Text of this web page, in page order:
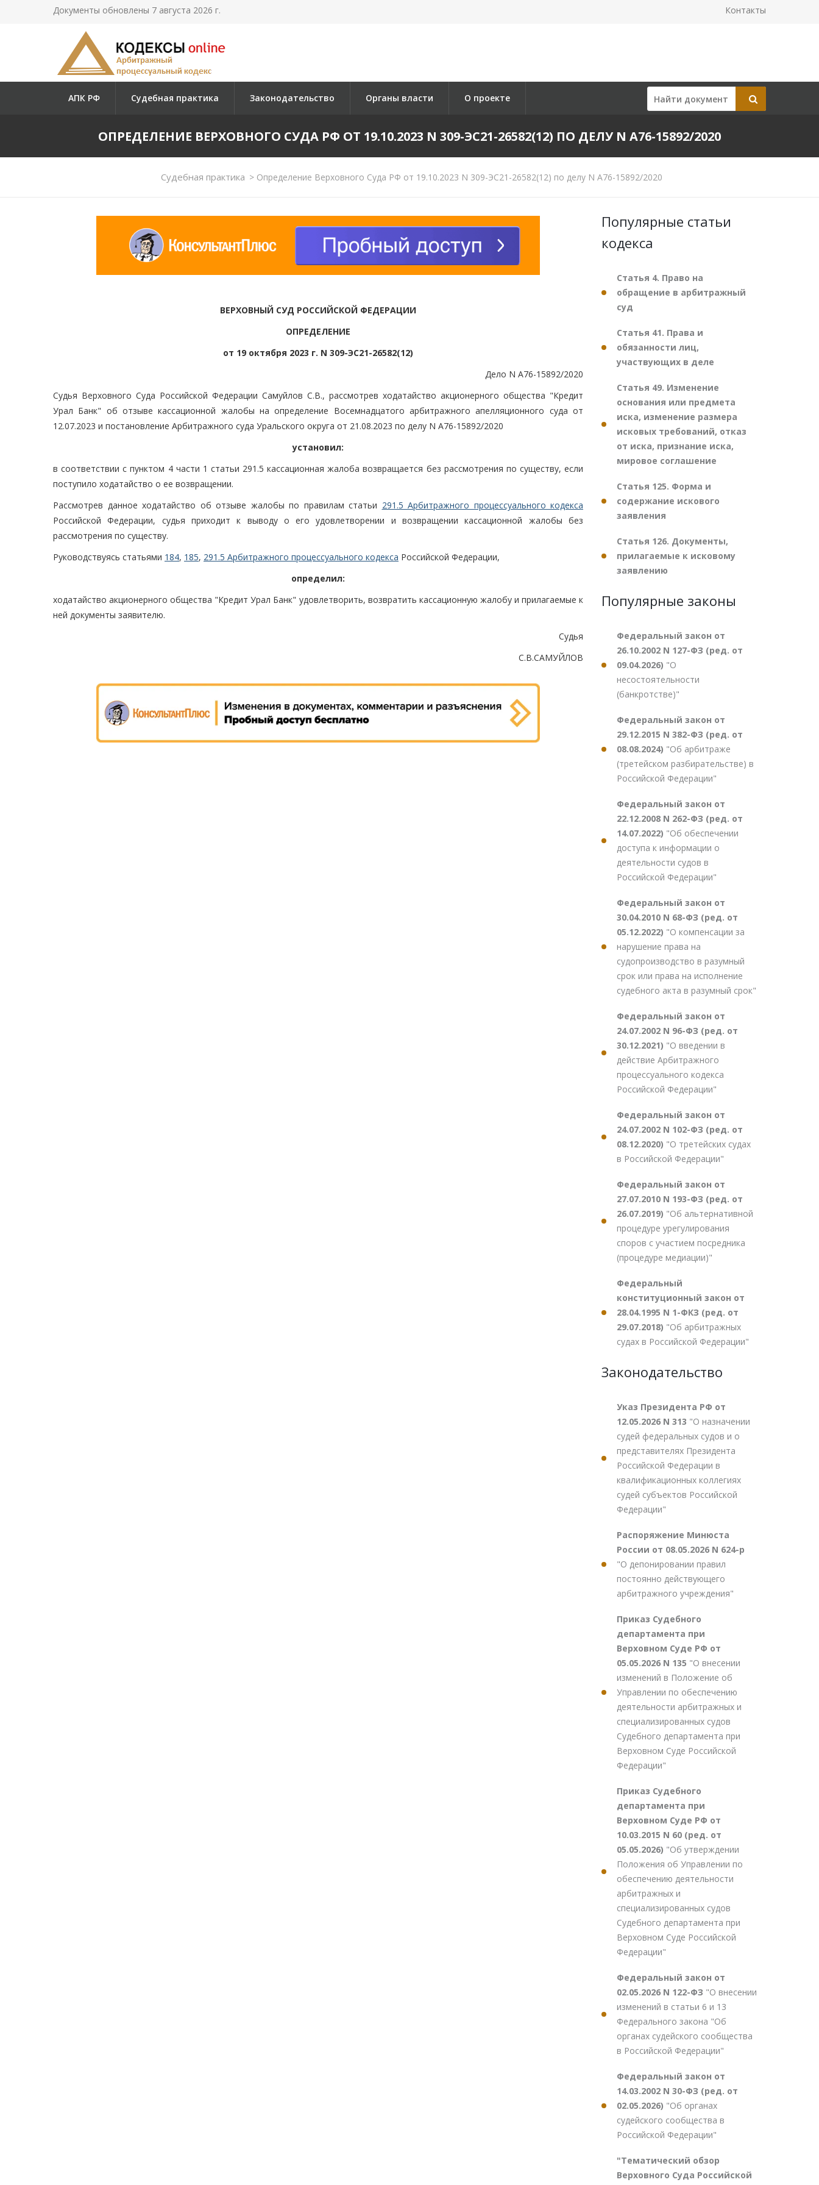
Документы обновлены 7 августа 2026 г. Контакты
АПК РФ Судебная практика Законодательство Органы власти О проекте
ОПРЕДЕЛЕНИЕ ВЕРХОВНОГО СУДА РФ ОТ 19.10.2023 N 309-ЭС21-26582(12) ПО ДЕЛУ N А76-15892/2020
Судебная практика > Определение Верховного Суда РФ от 19.10.2023 N 309-ЭС21-26582(12) по делу N А76-15892/2020
ВЕРХОВНЫЙ СУД РОССИЙСКОЙ ФЕДЕРАЦИИ
ОПРЕДЕЛЕНИЕ
от 19 октября 2023 г. N 309-ЭС21-26582(12)
Дело N А76-15892/2020
Судья Верховного Суда Российской Федерации Самуйлов С.В., рассмотрев ходатайство акционерного общества "Кредит
Урал Банк" об отзыве кассационной жалобы на определение Восемнадцатого арбитражного апелляционного суда от
12.07.2023 и постановление Арбитражного суда Уральского округа от 21.08.2023 по делу N А76-15892/2020
установил:
в соответствии с пунктом 4 части 1 статьи 291.5 кассационная жалоба возвращается без рассмотрения по существу, если
поступило ходатайство о ее возвращении.
Рассмотрев данное ходатайство об отзыве жалобы по правилам статьи 291.5 Арбитражного процессуального кодекса
Российской Федерации, судья приходит к выводу о его удовлетворении и возвращении кассационной жалобы без
рассмотрения по существу.
Руководствуясь статьями 184, 185, 291.5 Арбитражного процессуального кодекса Российской Федерации,
определил:
ходатайство акционерного общества "Кредит Урал Банк" удовлетворить, возвратить кассационную жалобу и прилагаемые к
ней документы заявителю.
Судья
С.В.САМУЙЛОВ
Популярные статьи
кодекса
Статья 4. Право на
обращение в арбитражный
суд
Статья 41. Права и
обязанности лиц,
участвующих в деле
Статья 49. Изменение
основания или предмета
иска, изменение размера
исковых требований, отказ
от иска, признание иска,
мировое соглашение
Статья 125. Форма и
содержание искового
заявления
Статья 126. Документы,
прилагаемые к исковому
заявлению
Популярные законы
Федеральный закон от
26.10.2002 N 127-ФЗ (ред. от
09.04.2026) "О
несостоятельности
(банкротстве)"
Федеральный закон от
29.12.2015 N 382-ФЗ (ред. от
08.08.2024) "Об арбитраже
(третейском разбирательстве) в
Российской Федерации"
Федеральный закон от
22.12.2008 N 262-ФЗ (ред. от
14.07.2022) "Об обеспечении
доступа к информации о
деятельности судов в
Российской Федерации"
Федеральный закон от
30.04.2010 N 68-ФЗ (ред. от
05.12.2022) "О компенсации за
нарушение права на
судопроизводство в разумный
срок или права на исполнение
судебного акта в разумный срок"
Федеральный закон от
24.07.2002 N 96-ФЗ (ред. от
30.12.2021) "О введении в
действие Арбитражного
процессуального кодекса
Российской Федерации"
Федеральный закон от
24.07.2002 N 102-ФЗ (ред. от
08.12.2020) "О третейских судах
в Российской Федерации"
Федеральный закон от
27.07.2010 N 193-ФЗ (ред. от
26.07.2019) "Об альтернативной
процедуре урегулирования
споров с участием посредника
(процедуре медиации)"
Федеральный
конституционный закон от
28.04.1995 N 1-ФКЗ (ред. от
29.07.2018) "Об арбитражных
судах в Российской Федерации"
Законодательство
Указ Президента РФ от
12.05.2026 N 313 "О назначении
судей федеральных судов и о
представителях Президента
Российской Федерации в
квалификационных коллегиях
судей субъектов Российской
Федерации"
Распоряжение Минюста
России от 08.05.2026 N 624-р
"О депонировании правил
постоянно действующего
арбитражного учреждения"
Приказ Судебного
департамента при
Верховном Суде РФ от
05.05.2026 N 135 "О внесении
изменений в Положение об
Управлении по обеспечению
деятельности арбитражных и
специализированных судов
Судебного департамента при
Верховном Суде Российской
Федерации"
Приказ Судебного
департамента при
Верховном Суде РФ от
10.03.2015 N 60 (ред. от
05.05.2026) "Об утверждении
Положения об Управлении по
обеспечению деятельности
арбитражных и
специализированных судов
Судебного департамента при
Верховном Суде Российской
Федерации"
Федеральный закон от
02.05.2026 N 122-ФЗ "О внесении
изменений в статьи 6 и 13
Федерального закона "Об
органах судейского сообщества
в Российской Федерации"
Федеральный закон от
14.03.2002 N 30-ФЗ (ред. от
02.05.2026) "Об органах
судейского сообщества в
Российской Федерации"
"Тематический обзор
Верховного Суда Российской